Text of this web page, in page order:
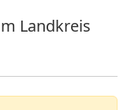
Landkreis